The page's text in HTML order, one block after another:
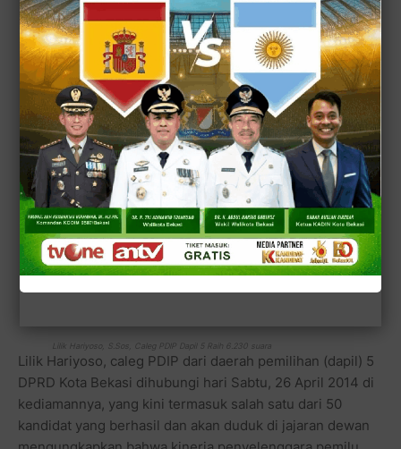
Lilik Hariyoso, S.Sos, Caleg PDIP Dapil 5 Raih 6.230 suara
Lilik Hariyoso, caleg PDIP dari daerah pemilihan (dapil) 5
DPRD Kota Bekasi dihubungi hari Sabtu, 26 April 2014 di
kediamannya, yang kini termasuk salah satu dari 50
kandidat yang berhasil dan akan duduk di jajaran dewan